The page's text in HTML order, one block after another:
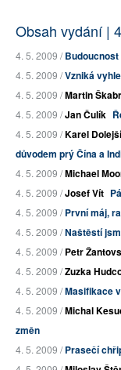
Obsah vydání |
4. 5. 2009 /
4. 5. 2009 /Vzniká
4. 5. 2009 /Martin
4. 5. 2009 /Jan Čulík
4. 5. 2009 /Karel Dolejší
důvodem prý Čína a
4. 5. 2009 /Michael
4. 5. 2009 /Josef Vít
4. 5. 2009 /První máj,
4. 5. 2009 /Naštěstí
4. 5. 2009 /Petr
4. 5. 2009 /Zuzka
4. 5. 2009 /Masifikace
4. 5. 2009 /Michal
změn
4. 5. 2009 /Prasečí